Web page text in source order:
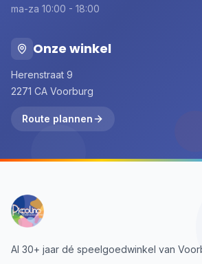
ma-za 10:00 - 18:00
Onze winkel
Herenstraat 9
2271 CA Voorburg
Route plannen
Al 30+ jaar dé speelgoedwinkel van